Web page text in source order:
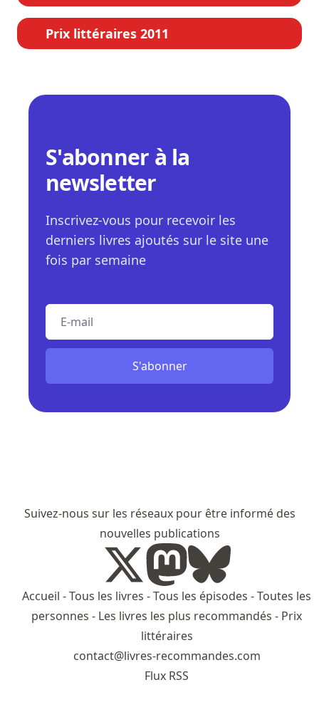
Prix littéraires 2011
S'abonner à la
newsletter
Inscrivez-vous pour recevoir les
derniers livres ajoutés sur le site une
fois par semaine
S'abonner
Suivez-nous sur les réseaux pour être informé des
nouvelles publications
Accueil -Tous les livres -Tous les épisodes -Toutes les
personnes - Les livres les plus recommandés - Prix
littéraires
contact@livres-recommandes.com
Flux RSS